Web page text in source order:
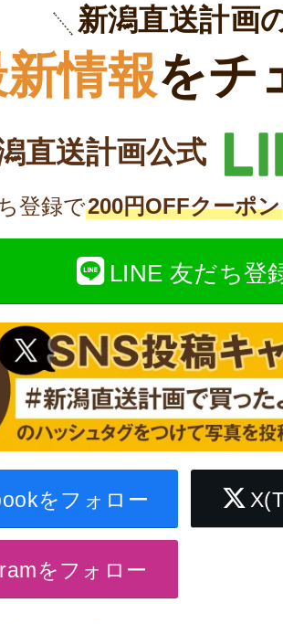
新潟直送計画
情報をチ
直送計画公式
登録で200円OFFクーポン
LINE 友だち登
をフォロー
をフォロー